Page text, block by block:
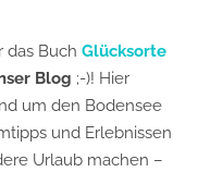
das Buch Glücksorte
Blog ;-)! Hier
um den Bodensee
und Erlebnissen
Urlaub machen –